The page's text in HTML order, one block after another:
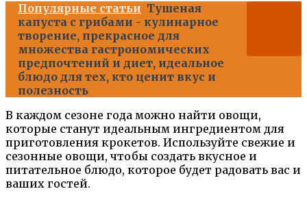
Популярные статьи Тушеная
капуста с грибами - кулинарное
творение, прекрасное для
множества гастрономических
предпочтений и диет, идеальное
блюдо для тех, кто ценит вкус и
полезность
В каждом сезоне года можно найти овощи,
которые станут идеальным ингредиентом для
приготовления крокетов. Используйте свежие и
сезонные овощи, чтобы создать вкусное и
питательное блюдо, которое будет радовать вас и
ваших гостей.